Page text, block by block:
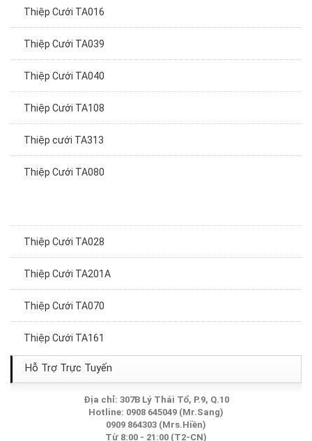
Thiệp Cưới TA016
Thiệp Cưới TA039
Thiệp Cưới TA040
Thiệp Cưới TA108
Thiệp cưới TA313
Thiệp Cưới TA080
Thiệp Cưới TA028
Thiệp Cưới TA201A
Thiệp Cưới TA070
Thiệp Cưới TA161
Thiệp Cưới TA092
Thiệp Cưới TA050
Thiệp Cưới TA261A
Hỗ Trợ Trực Tuyến
Địa chỉ: 307B Lý Thái Tổ, P.9, Q.10
Hotline: 0908 645049 (Mr.Sang)
0909 864303 (Mrs.Hiền)
Từ 8:00 - 21:00 (T2-CN)